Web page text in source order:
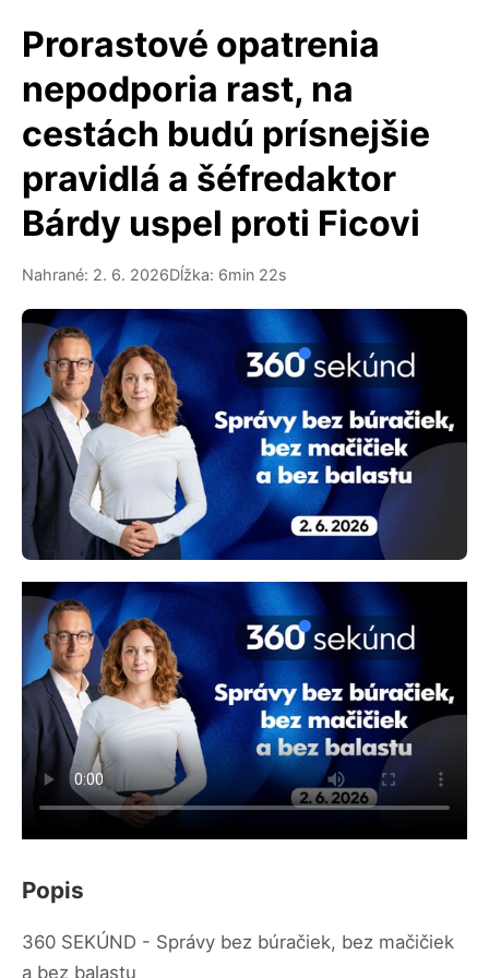
Prorastové opatrenia
nepodporia rast, na
cestách budú prísnejšie
pravidlá a šéfredaktor
Bárdy uspel proti Ficovi
Nahrané: 2. 6. 2026Dĺžka: 6min 22s
Popis
360 SEKÚND - Správy bez búračiek, bez mačičiek
a bez balastu